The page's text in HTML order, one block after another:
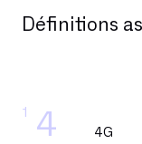
4
1
4G
Définitions